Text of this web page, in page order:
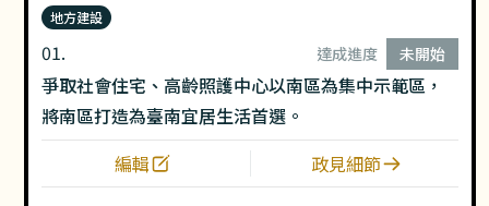
地方建設
01. 達成進度 未開始
爭取社會住宅、高齡照護中心以南區為集中示範區，
將南區打造為臺南宜居生活首選。
編輯
政見細節